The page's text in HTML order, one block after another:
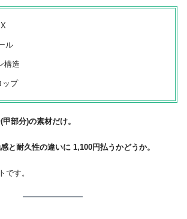
ル
構造
ップ
甲部分)の素材だけ。
と耐久性の違いに 1,100円払うかどうか。
です。